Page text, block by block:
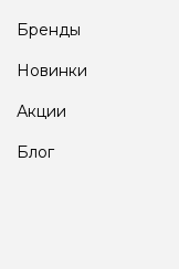
Бренды
Новинки
Акции
Блог